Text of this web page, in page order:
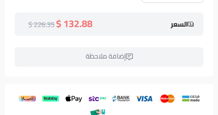
السعر 132.88 $
226.35 $
إضافة ملاحظة